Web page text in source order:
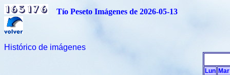
Tío Peseto Imágenes de 2026-05-13
Histórico de imágenes
Lun Mar